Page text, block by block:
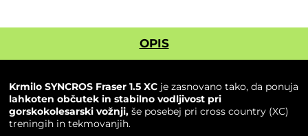
OPIS
Krmilo SYNCROS Fraser 1.5 XC je zasnovano tako, da ponuja
lahkoten občutek in stabilno vodljivost pri
gorskokolesarski vožnji,še posebej pri cross country (XC)
treningih in tekmovanjih.